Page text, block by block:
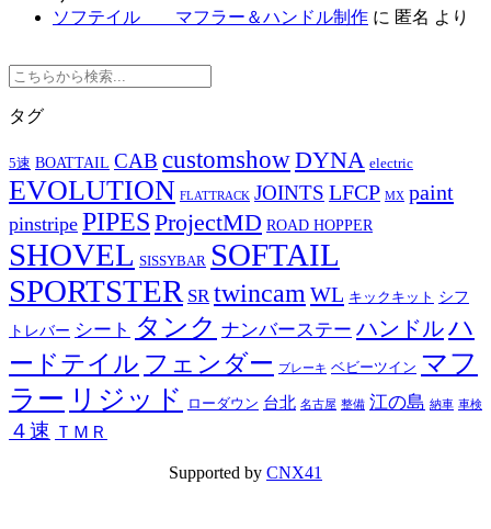
ソフテイル マフラー＆ハンドル制作 に 匿名 より
タグ
5速 BOATTAIL CAB customshowDYNA electric
EVOLUTION FLATTRACK JOINTS LFCP MX paint
pinstripe PIPES ProjectMD ROAD HOPPER
SHOVEL SISSYBAR SOFTAIL
SPORTSTER SR twincamWL キックキット シフ
トレバー シート タンク ナンバーステー ハンドルハ
ードテイル フェンダー ブレーキ ベビーツイン マフ
ラー リジッド ローダウン 台北 名古屋 整備 江の島 納車 車検
４速 ＴＭＲ
Supported by CNX41